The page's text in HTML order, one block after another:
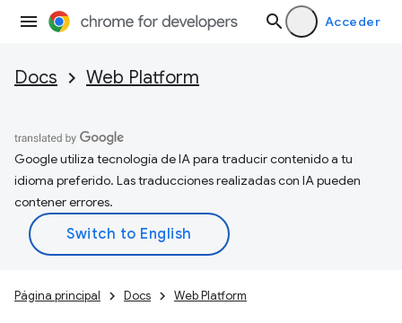
Acceder
Docs Web Platform
Google utiliza tecnología de IA para traducir contenido a tu
idioma preferido. Las traducciones realizadas con IA pueden
contener errores.
Página principal Docs Web Platform